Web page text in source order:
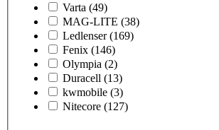
Varta (49)
MAG-LITE (38)
Ledlenser (169)
Fenix (146)
Olympia (2)
Duracell (13)
kwmobile (3)
Nitecore (127)